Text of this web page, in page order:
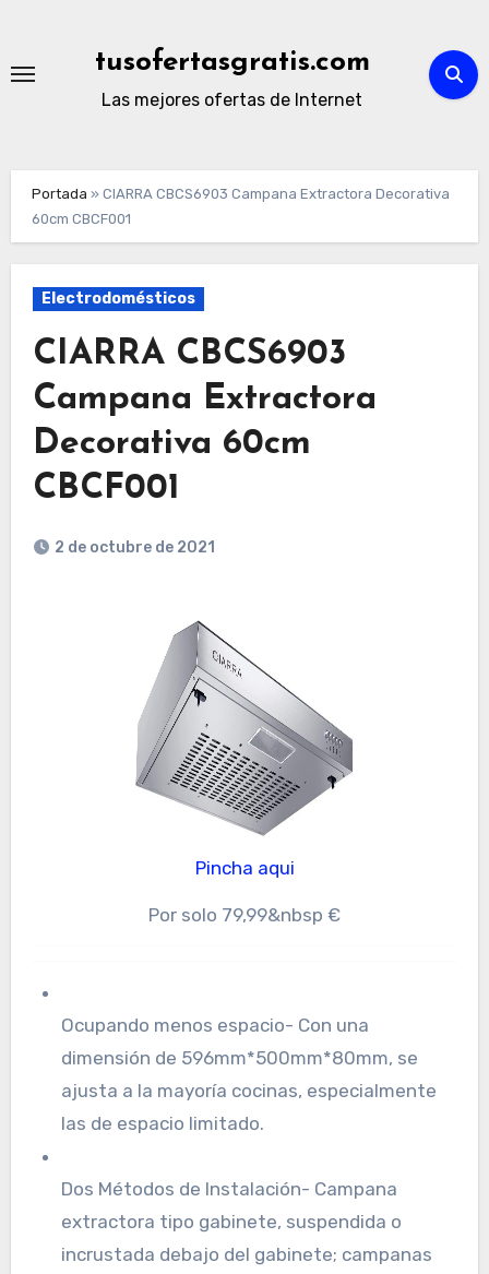
contenido
tusofertasgratis.com
Las mejores ofertas de Internet
Portada »CIARRA CBCS6903 Campana Extractora Decorativa
60cm CBCF001
Electrodomésticos
CIARRA CBCS6903
Campana Extractora
Decorativa 60cm
CBCF001
2 de octubre de 2021
Pincha aqui
Por solo 79,99&nbsp €
Ocupando menos espacio- Con una
dimensión de 596mm*500mm*80mm, se
ajusta a la mayoría cocinas, especialmente
las de espacio limitado.
Dos Métodos de Instalación- Campana
extractora tipo gabinete, suspendida o
incrustada debajo del gabinete; campanas